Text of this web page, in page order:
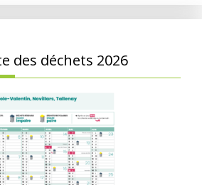
des déchets 2026